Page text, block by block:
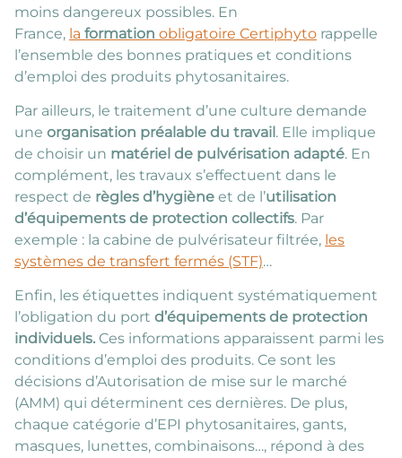
moins dangereux possibles. En
France, la formation obligatoire Certiphyto rappelle
l’ensemble des bonnes pratiques et conditions
d’emploi des produits phytosanitaires.
Par ailleurs, le traitement d’une culture demande
une organisation préalable du travail. Elle implique
de choisir un matériel de pulvérisation adapté. En
complément, les travaux s’effectuent dans le
respect de règles d’hygiène et de l’utilisation
d’équipements de protection collectifs. Par
exemple : la cabine de pulvérisateur filtrée, les
systèmes de transfert fermés (STF)…
Enfin, les étiquettes indiquent systématiquement
l’obligation du port d’équipements de protection
individuels. Ces informations apparaissent parmi les
conditions d’emploi des produits. Ce sont les
décisions d’Autorisation de mise sur le marché
(AMM) qui déterminent ces dernières. De plus,
chaque catégorie d’EPI phytosanitaires, gants,
masques, lunettes, combinaisons…, répond à des